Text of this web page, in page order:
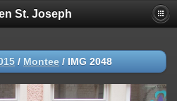
St. Joseph
/ Montee / IMG 2048